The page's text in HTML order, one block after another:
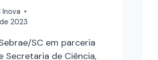
Inova
2023
SC em parceria
Secretaria de Ciência,